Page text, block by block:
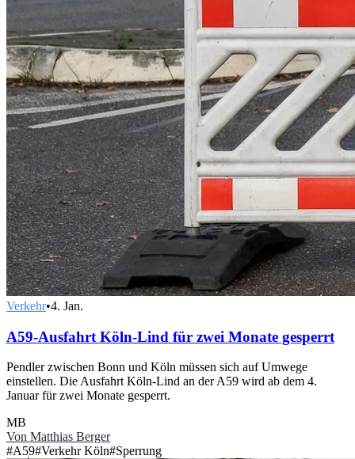
Verkehr•4. Jan.
A59-Ausfahrt Köln-Lind für zwei Monate gesperrt
Pendler zwischen Bonn und Köln müssen sich auf Umwege
einstellen. Die Ausfahrt Köln-Lind an der A59 wird ab dem 4.
Januar für zwei Monate gesperrt.
MB
Von Matthias Berger
#A59#Verkehr Köln#Sperrung